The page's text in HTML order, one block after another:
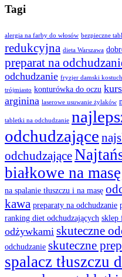
Tagi
alergia na farby do włosów bezpieczne
redukcyjna dieta Warszawa
preparat na
odchudzanie fryzjer damski
trójmiasto konturówka do oczu
arginina laserowe usuwanie żylaków
tabletki na odchudzanie
odchudzające
odchudzające
białkowe na
na spalanie tłuszczu i na masę
kawa preparaty na odchudzanie
ranking diet odchudzających sklep
odżywkami skuteczne
odchudzanie skuteczne
spalacz tłuszczu